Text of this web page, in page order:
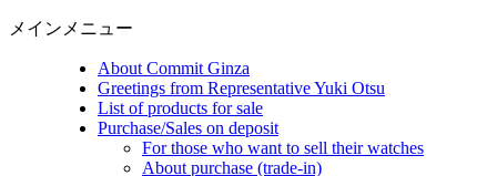
メインメニュー
About Commit Ginza
Greetings from Representative Yuki Otsu
List of products for sale
Purchase/Sales on deposit
For those who want to sell their watches
About purchase (trade-in)